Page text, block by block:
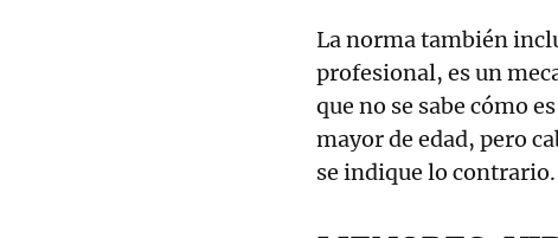
La norma también
profesional, es un
que no se sabe cómo
mayor de edad, pero
se indique lo contrario.